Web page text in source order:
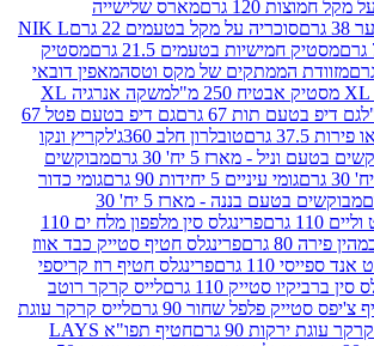
גרם
מארס שלישייה
על מקל בטעמים 22 גרם
NIK L
בטעמים 21.5 גרם
מסטיק
של מקס וטסהמאפין דובאי
משקה אנרגיה XL
67 גרם
גם דיפ בטעם פטל 67
טובלרון חלב 360ג'
לקריץ ונקו
5 יח' 30 גרם
מבוקשים
עיניים 5 יחידות 90 גרם
גומי כדור
מבוקשים בטעם בננה - מארז 5 יח' 30
פרינגלס סין מלפפון מלח ים 110
פרינגלס חטיף סטייק כבד אווז
פרינגלס חטיף רוז קריספי
110 גרם
לייס קרקר רוטב
שחור 90 גרם
לייס קרקר עוגת
90 גרם
חטיף תפו"א LAYS